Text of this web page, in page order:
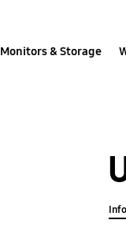
Monitors & Storage